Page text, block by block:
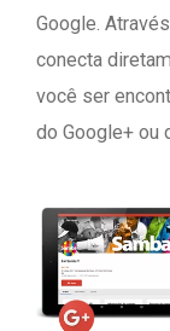
Google.
conecta
você ser
do Google+ ou